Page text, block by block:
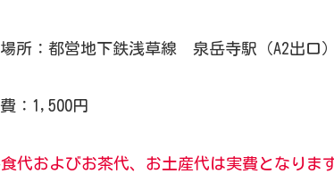
所：都営地下鉄浅草線 泉岳寺駅（A2出口）
：1,500円
代およびお茶代、お土産代は実費となりま